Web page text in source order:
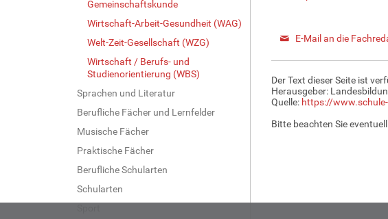
Gemeinschaftskunde
Wirtschaft-Arbeit-Gesundheit (WAG)
Welt-Zeit-Gesellschaft (WZG)
Wirtschaft / Berufs- und
Studienorientierung (WBS)
Sprachen und Literatur
Berufliche Fächer und Lernfelder
Musische Fächer
Praktische Fächer
Berufliche Schularten
Schularten
E-Mail an die
Der Text dieser Seite ist
Herausgeber:
Quelle: https://
Bitte beachten Sie